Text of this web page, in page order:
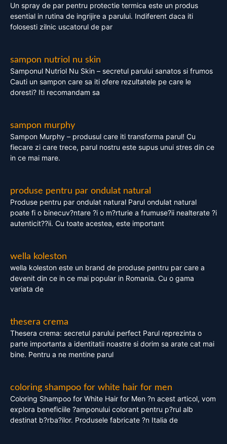
Un spray de par pentru protectie termica este un produs
esential in rutina de ingrijire a parului. Indiferent daca iti
folosesti zilnic uscatorul de par
sampon nutriol nu skin
Samponul Nutriol Nu Skin – secretul parului sanatos si frumos
Cauti un sampon care sa iti ofere rezultatele pe care le
doresti? Iti recomandam sa
sampon murphy
Sampon Murphy – produsul care iti transforma parul! Cu
fiecare zi care trece, parul nostru este supus unui stres din ce
in ce mai mare.
produse pentru par ondulat natural
Produse pentru par ondulat natural Parul ondulat natural
poate fi o binecuv?ntare ?i o m?rturie a frumuse?ii nealterate ?i
autenticit??ii. Cu toate acestea, este important
wella koleston
wella koleston este un brand de produse pentru par care a
devenit din ce in ce mai popular in Romania. Cu o gama
variata de
thesera crema
Thesera crema: secretul parului perfect Parul reprezinta o
parte importanta a identitatii noastre si dorim sa arate cat mai
bine. Pentru a ne mentine parul
coloring shampoo for white hair for men
Coloring Shampoo for White Hair for Men ?n acest articol, vom
explora beneficiile ?amponului colorant pentru p?rul alb
destinat b?rba?ilor. Produsele fabricate ?n Italia de